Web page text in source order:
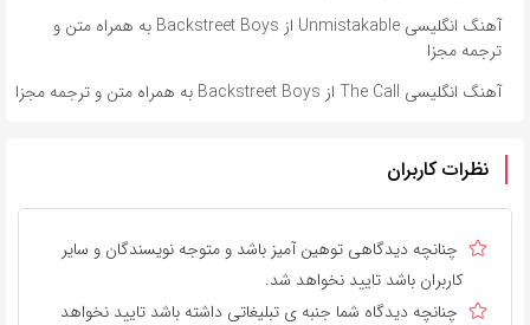
آهنگ انگلیسی Unmistakable از Backstreet Boys به همراه متن و
ترجمه مجزا
آهنگ انگلیسی The Call از Backstreet Boys به همراه متن و ترجمه مجزا
نظرات کاربران
چنانچه دیدگاهی توهین آمیز باشد و متوجه نویسندگان و سایر
کاربران باشد تایید نخواهد شد.
چنانچه دیدگاه شما جنبه ی تبلیغاتی داشته باشد تایید نخواهد